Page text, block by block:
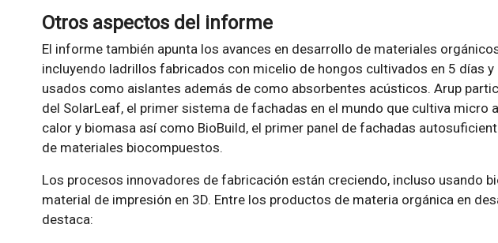
Otros aspectos del informe
El informe también apunta los avances en desarrollo de materiales
incluyendo ladrillos fabricados con micelio de hongos cultivados en 5 días
usados como aislantes además de como absorbentes acústicos. Arup
del SolarLeaf, el primer sistema de fachadas en el mundo que cultiva micro
calor y biomasa así como BioBuild, el primer panel de fachadas
de materiales biocompuestos.
Los procesos innovadores de fabricación están creciendo, incluso usando
material de impresión en 3D. Entre los productos de materia orgánica en
destaca: